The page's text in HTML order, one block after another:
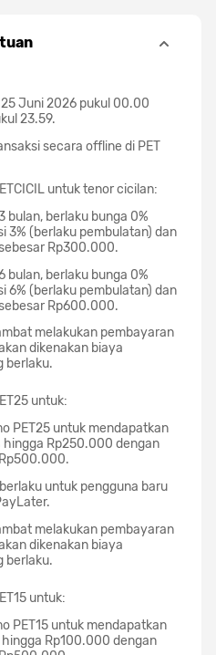
Juni 2026 pukul 00.00
23.59.
secara offline di PET
untuk tenor cicilan:
bulan, berlaku bunga 0%
3% (berlaku pembulatan) dan
Rp300.000.
bulan, berlaku bunga 0%
6% (berlaku pembulatan) dan
Rp600.000.
melakukan pembayaran
dikenakan biaya
berlaku.
untuk:
PET25 untuk mendapatkan
hingga Rp250.000 dengan
untuk pengguna baru
melakukan pembayaran
dikenakan biaya
berlaku.
untuk:
PET15 untuk mendapatkan
hingga Rp100.000 dengan